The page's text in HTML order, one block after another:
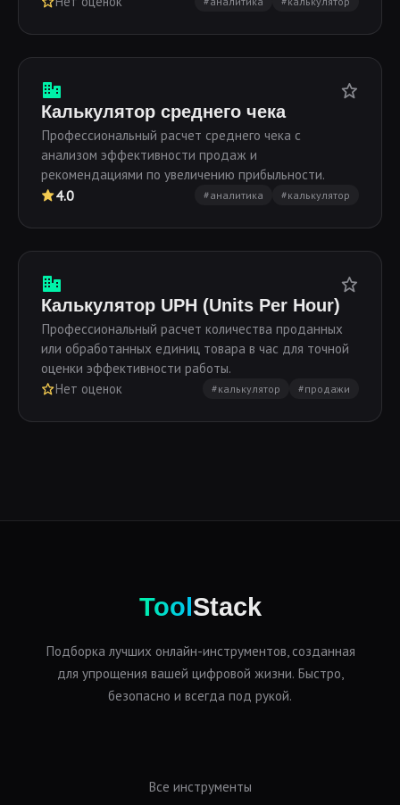
Калькулятор среднего чека
Профессиональный расчет среднего чека с
анализом эффективности продаж и
рекомендациями по увеличению прибыльности.
4.0 #аналитика #калькулятор
Калькулятор UPH (Units Per Hour)
Профессиональный расчет количества проданных
или обработанных единиц товара в час для точной
оценки эффективности работы.
Нет оценок
#калькулятор #продажи
ToolStack
Подборка лучших онлайн-инструментов, созданная
для упрощения вашей цифровой жизни. Быстро,
безопасно и всегда под рукой.
Все инструменты